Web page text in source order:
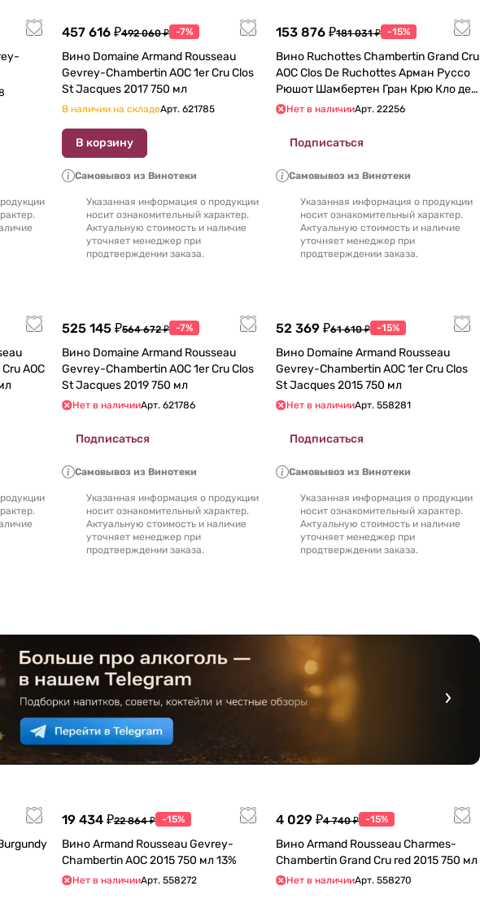
457 616 ₽492 060 ₽ -7%
Вино Domaine Armand Rousseau
Gevrey-Сhambertin AOC 1er Cru Clos
St Jacques 2017 750 мл
В наличии на складеАрт. 621785
В корзину
Самовывоз из Винотеки
Указанная информация о продукции
носит ознакомительный характер.
Актуальную стоимость и наличие
уточняет менеджер при
продтверждении заказа.
153 876 ₽181 031 ₽ -15%
Вино Ruchottes Chambertin Grand Cru
AOC Clos De Ruchottes Арман Руссо
Рюшот Шамбертен Гран Крю Кло де
Рюшот 2018 750 мл
Нет в наличииАрт. 22256
Подписаться
Самовывоз из Винотеки
Указанная информация о продукции
носит ознакомительный характер.
Актуальную стоимость и наличие
уточняет менеджер при
продтверждении заказа.
AOC
750 мл
525 145 ₽564 672 ₽ -7%
Вино Domaine Armand Rousseau
Gevrey-Сhambertin AOC 1er Cru Clos
St Jacques 2019 750 мл
Нет в наличииАрт. 621786
Подписаться
Самовывоз из Винотеки
Указанная информация о продукции
носит ознакомительный характер.
Актуальную стоимость и наличие
уточняет менеджер при
продтверждении заказа.
52 369 ₽61 610 ₽ -15%
Вино Domaine Armand Rousseau
Gevrey-Сhambertin AOC 1er Cru Clos
St Jacques 2015 750 мл
Нет в наличииАрт. 558281
Подписаться
Самовывоз из Винотеки
Указанная информация о продукции
носит ознакомительный характер.
Актуальную стоимость и наличие
уточняет менеджер при
продтверждении заказа.
19 434 ₽22 864 ₽ -15%
Вино Armand Rousseau Gevrey-
Chambertin АОC 2015 750 мл 13%
Нет в наличииАрт. 558272
4 029 ₽4 740 ₽ -15%
Вино Armand Rousseau Charmes-
Chambertin Grand Cru red 2015 750 мл
Нет в наличииАрт. 558270